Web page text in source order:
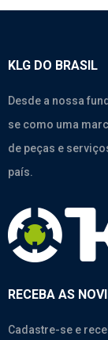
KLG DO BRASIL
Desde a nossa
se como uma
de peças e
país.
RECEBA AS
Cadastre-se e